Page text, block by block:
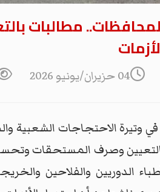
مطالبات
04 حزيران/يونيو 2026
الاحتجاجات الشعبية
بالتعيين وصرف المستحقات
الدوريين والفلاحين